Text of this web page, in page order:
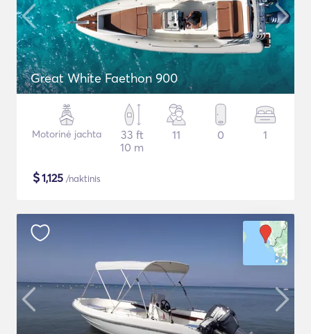
Great White Faethon 900
Motorinė jachta
33 ft
10 m
11 0 1
$1,125 /naktinis